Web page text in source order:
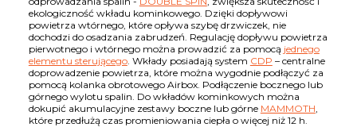
ekologiczność wkładu kominkowego. Dzięki dopływowi
powietrza wtórnego, które opływa szybę drzwiczek, nie
dochodzi do osadzania zabrudzeń. Regulację dopływu powietrza
pierwotnego i wtórnego można prowadzić za pomocą jednego
elementu sterującego. Wkłady posiadają system CDP – centralne
doprowadzenie powietrza, które można wygodnie podłączyć za
pomocą kolanka obrotowego Airbox. Podłączenie bocznego lub
górnego wylotu spalin. Do wkładów kominkowych można
dokupić akumulacyjne zestawy boczne lub górne MAMMOTH,
które przedłużą czas promieniowania ciepła o więcej niż 12 h.